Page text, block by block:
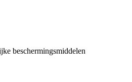
beschermingsmiddelen